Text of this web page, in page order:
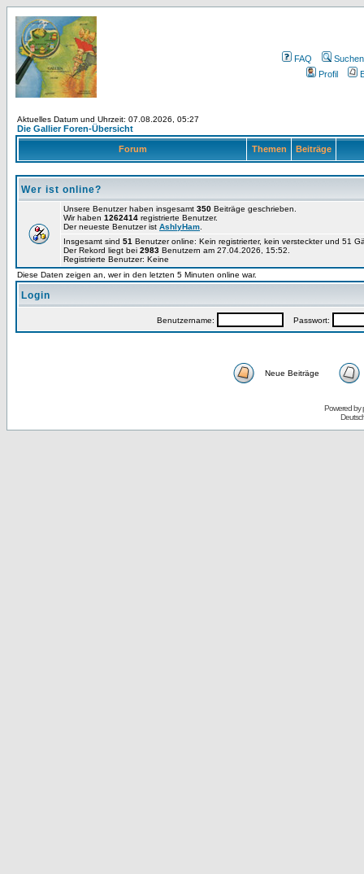
FAQ
Suchen
Profil
Aktuelles Datum und Uhrzeit: 07.08.2026, 05:27
Die Gallier Foren-Übersicht
Forum Themen Beiträge
Wer ist online?
Unsere Benutzer haben insgesamt 350 Beiträge geschrieben.
Wir haben 1262414 registrierte Benutzer.
Der neueste Benutzer ist AshlyHam
Insgesamt sind 51 Benutzer online: Kein registrierter, kein versteckter und 51
Der Rekord liegt bei 2983 Benutzern am 27.04.2026, 15:52.
Registrierte Benutzer: Keine
Diese Daten zeigen an, wer in den letzten 5 Minuten online war.
Login
Benutzername: Passwort:
Neue Beiträge
Powered by